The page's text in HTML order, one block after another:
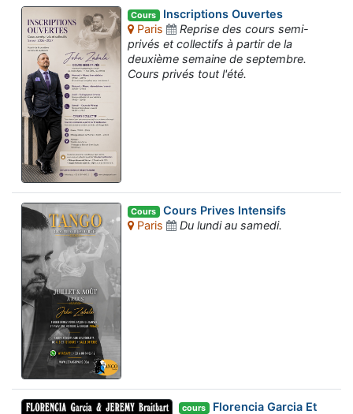
Cours Inscriptions Ouvertes
Paris
Reprise des cours semi-
privés et collectifs à partir de la
deuxième semaine de septembre.
Cours privés tout l'été.
Cours Cours Prives Intensifs
Paris
Du lundi au samedi.
cours Florencia Garcia Et